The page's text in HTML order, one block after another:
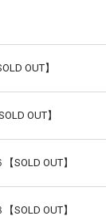
OUT】
OUT】
SOLD OUT】
SOLD OUT】